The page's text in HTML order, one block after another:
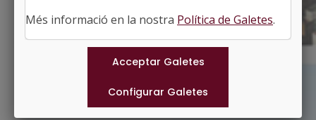
Municipis
Més informació en la nostra Política de Galetes.